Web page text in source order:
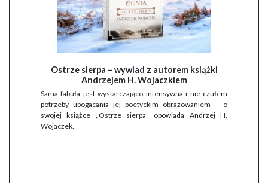
Ostrze sierpa – wywiad z autorem książki
Andrzejem H. Wojaczkiem
Sama fabuła jest wystarczająco intensywna i nie czułem
potrzeby ubogacania jej poetyckim obrazowaniem – o
swojej książce „Ostrze sierpa” opowiada Andrzej H.
Wojaczek.